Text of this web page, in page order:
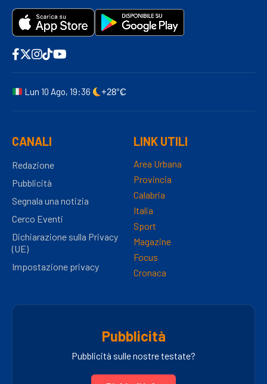
Lun 10 Ago, 19:36 +28°C
CANALI
Redazione
Pubblicità
Segnala una notizia
Cerco Eventi
Dichiarazione sulla Privacy
(UE)
Impostazione privacy
LINK UTILI
Area Urbana
Provincia
Calabria
Italia
Sport
Magazine
Focus
Cronaca
Pubblicità
Pubblicità sulle nostre testate?